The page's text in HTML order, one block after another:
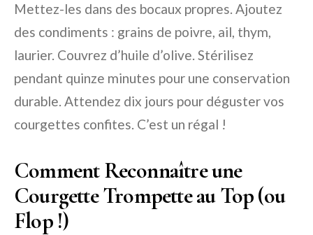
Mettez-les dans des bocaux propres. Ajoutez
des condiments : grains de poivre, ail, thym,
laurier. Couvrez d’huile d’olive. Stérilisez
pendant quinze minutes pour une conservation
durable. Attendez dix jours pour déguster vos
courgettes confites. C’est un régal !
Comment Reconnaître une
Courgette Trompette au Top (ou
Flop !)